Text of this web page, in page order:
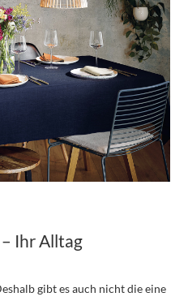
Ihr Alltag
gibt es auch nicht die eine